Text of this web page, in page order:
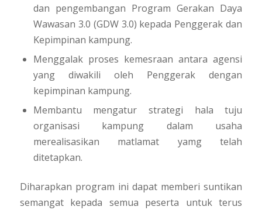
dan pengembangan Program Gerakan Daya
Wawasan 3.0 (GDW 3.0) kepada Penggerak dan
Kepimpinan kampung.
Menggalak proses kemesraan antara agensi
yang diwakili oleh Penggerak dengan
kepimpinan kampung.
Membantu mengatur strategi hala tuju
organisasi kampung dalam usaha
merealisasikan matlamat yamg telah
ditetapkan.
Diharapkan program ini dapat memberi suntikan
semangat kepada semua peserta untuk terus